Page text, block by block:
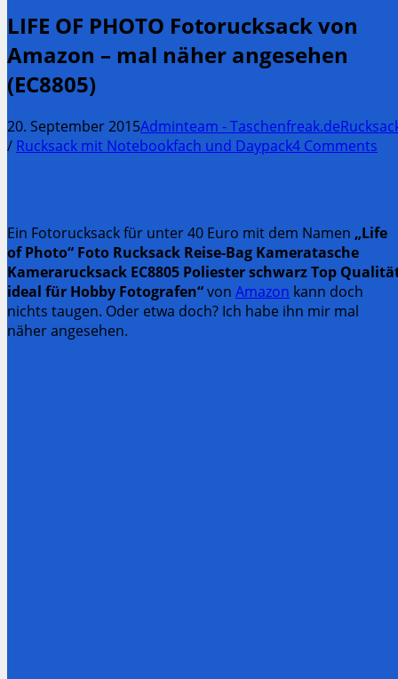
LIFE OF PHOTO Fotorucksack von
Amazon – mal näher angesehen
(EC8805)
20. September 2015Adminteam - Taschenfreak.de
/ Rucksack mit Notebookfach und Daypack4 Comments
Ein Fotorucksack für unter 40 Euro mit dem Namen „Life
of Photo“ Foto Rucksack Reise-Bag Kameratasche
Kamerarucksack EC8805 Poliester schwarz Top
ideal für Hobby Fotografen“von Amazon kann doch
nichts taugen. Oder etwa doch? Ich habe ihn mir mal
näher angesehen.